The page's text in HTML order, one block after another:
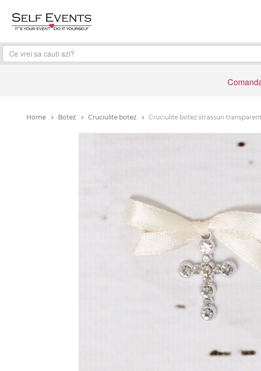
Home Botez Cruciulite botez Cruciulite botez strassuri